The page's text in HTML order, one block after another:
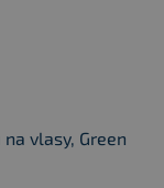
vlasy, Green